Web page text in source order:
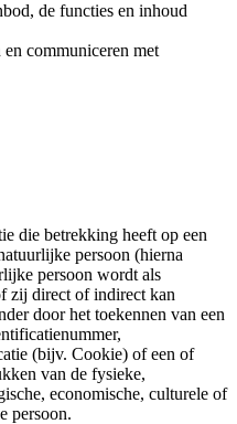
de functies en inhoud
communiceren met
die betrekking heeft op een
persoon (hierna
persoon wordt als
zij direct of indirect kan
door het toekennen van een
(bijv. Cookie) of een of
van de fysieke,
economische, culturele of
persoon.